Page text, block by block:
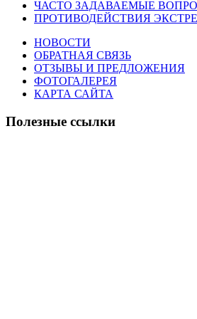
ЧАСТО ЗАДАВАЕМЫЕ
ПРОТИВОДЕЙСТВИЯ
НОВОСТИ
ОБРАТНАЯ СВЯЗЬ
ОТЗЫВЫ И ПРЕДЛОЖЕНИЯ
ФОТОГАЛЕРЕЯ
КАРТА САЙТА
Полезные ссылки